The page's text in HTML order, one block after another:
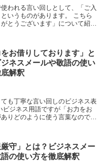
われる言い回しとして、「ご入
いうものがあります。 こちら
とうございます」について紹介
をお借りしております」と
ネスメールや敬語の使い
解釈
も丁寧な言い回しのビジネス表
ジネス用語ですが「お力をお
りどのように使う言葉なのでし
厳守」とは？ビジネスメー
の使い方を徹底解釈